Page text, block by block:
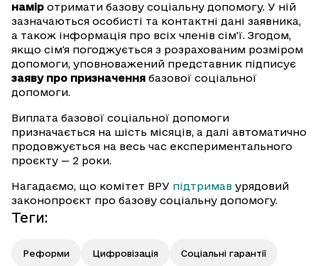
намір отримати базову соціальну допомогу. У ній
зазначаються особисті та контактні дані заявника,
а також інформація про всіх членів сім'ї. Згодом,
якщо сім'я погоджується з розрахованим розміром
допомоги, уповноважений представник підписує
заяву про призначення базової соціальної
допомоги.
Виплата базової соціальної допомоги
призначається на шість місяців, а далі автоматично
продовжується на весь час експериментального
проєкту — 2 роки.
Нагадаємо, що комітет ВРУ підтримав урядовий
законопроєкт про базову соціальну допомогу.
Теги:
Реформи Цифровізація Соціальні гарантії